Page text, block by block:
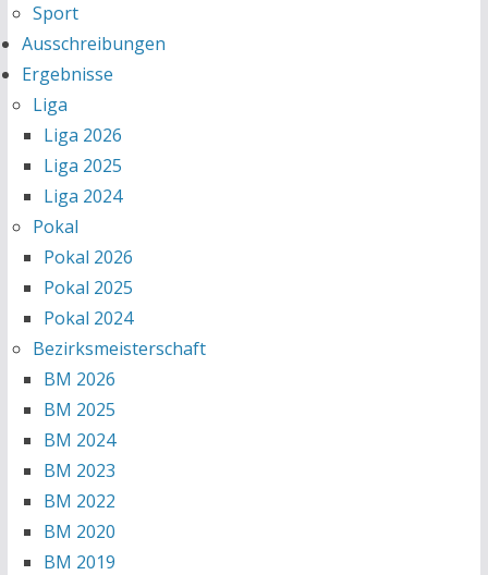
Sport
Ausschreibungen
Ergebnisse
Liga
Liga 2026
Liga 2025
Liga 2024
Pokal
Pokal 2026
Pokal 2025
Pokal 2024
Bezirksmeisterschaft
BM 2026
BM 2025
BM 2024
BM 2023
BM 2022
BM 2020
BM 2019